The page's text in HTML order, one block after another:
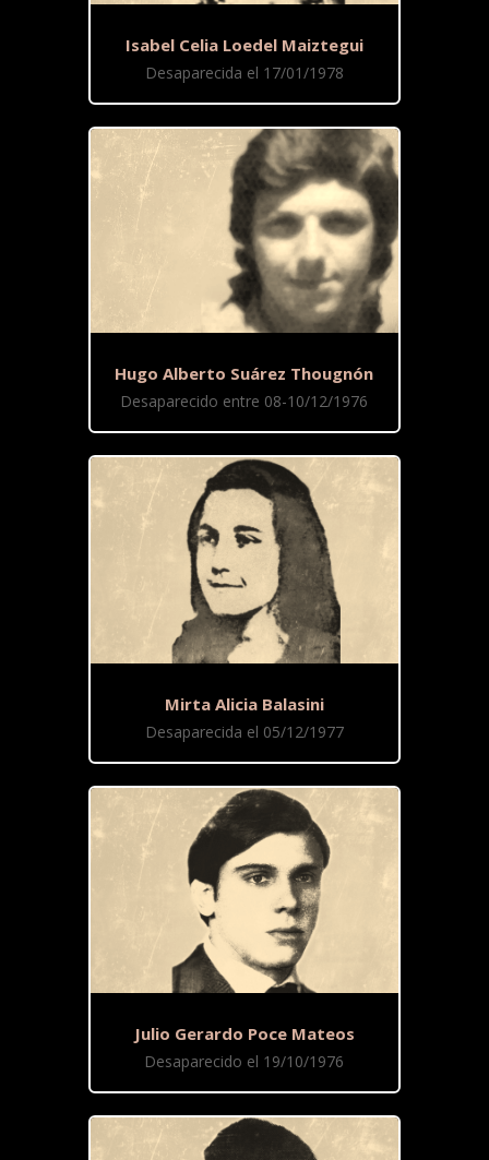
Isabel Celia Loedel Maiztegui
Desaparecida el 17/01/1978
Hugo Alberto Suárez Thougnón
Desaparecido entre 08-10/12/1976
Mirta Alicia Balasini
Desaparecida el 05/12/1977
Julio Gerardo Poce Mateos
Desaparecido el 19/10/1976